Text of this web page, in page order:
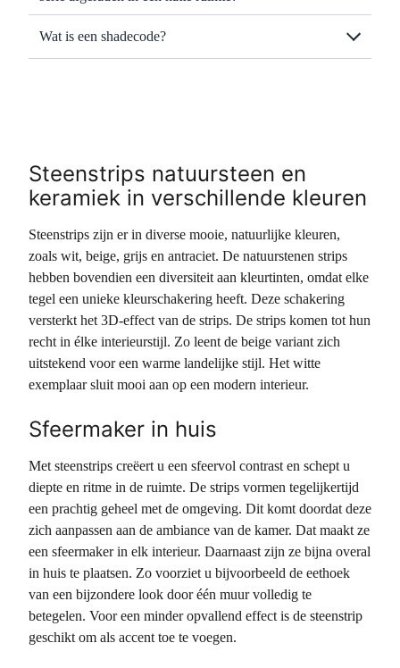
Wat is een shadecode?
Steenstrips natuursteen en
keramiek in verschillende kleuren
Steenstrips zijn er in diverse mooie, natuurlijke kleuren,
zoals wit, beige, grijs en antraciet. De natuurstenen strips
hebben bovendien een diversiteit aan kleurtinten, omdat elke
tegel een unieke kleurschakering heeft. Deze schakering
versterkt het 3D-effect van de strips. De strips komen tot hun
recht in élke interieurstijl. Zo leent de beige variant zich
uitstekend voor een warme landelijke stijl. Het witte
exemplaar sluit mooi aan op een modern interieur.
Sfeermaker in huis
Met steenstrips creëert u een sfeervol contrast en schept u
diepte en ritme in de ruimte. De strips vormen tegelijkertijd
een prachtig geheel met de omgeving. Dit komt doordat deze
zich aanpassen aan de ambiance van de kamer. Dat maakt ze
een sfeermaker in elk interieur. Daarnaast zijn ze bijna overal
in huis te plaatsen. Zo voorziet u bijvoorbeeld de eethoek
van een bijzondere look door één muur volledig te
betegelen. Voor een minder opvallend effect is de steenstrip
geschikt om als accent toe te voegen.